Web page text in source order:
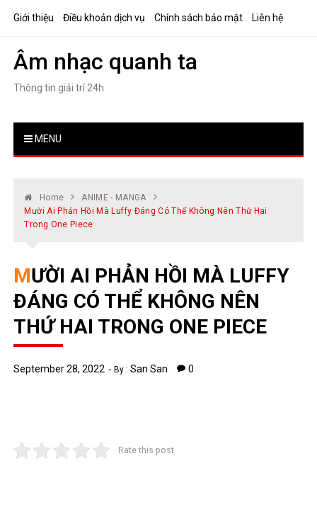
Giới thiệu Điều khoản dịch vụ Chính sách bảo mật Liên hệ
Âm nhạc quanh ta
Thông tin giải trí 24h
MENU
Home
ANIME - MANGA
Mười Ai Phản Hồi Mà Luffy Đáng Có Thể Không Nên Thứ Hai
Trong One Piece
MƯỜI AI PHẢN HỒI MÀ LUFFY
ĐÁNG CÓ THỂ KHÔNG NÊN
THỨ HAI TRONG ONE PIECE
September 28, 2022 By :San San 0
Rate this post